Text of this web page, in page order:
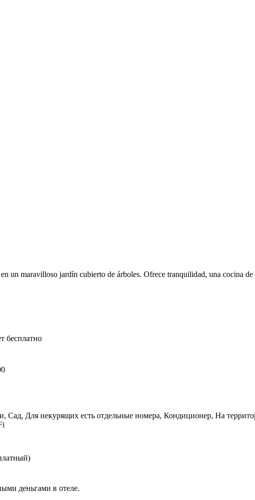
un maravilloso jardín cubierto de árboles. Ofrece tranquilidad, una cocina
бесплатно
Сад, Для некурящих есть отдельные номера, Кондиционер, На
деньгами в отеле.